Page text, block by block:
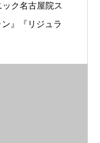
ク名古屋院ス
』『リジュラ